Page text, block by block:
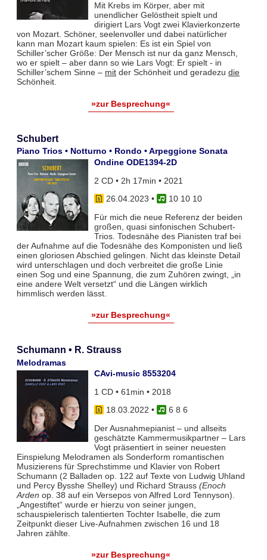
Mit Krebs im Körper, aber mit
unendlicher Gelöstheit spielt und
dirigiert Lars Vogt zwei Klavierkonzerte
von Mozart. Schöner, seelenvoller und dabei natürlicher
kann man Mozart kaum spielen: Es ist ein Spiel von
Schiller’scher Größe: Der Mensch ist nur da ganz Mensch,
wo er spielt – aber dann so wie Lars Vogt: Er spielt - in
Schiller’schem Sinne – mitder Schönheit und geradezu die
Schönheit.
»zur Besprechung«
Schubert
Piano Trios • Notturno • Rondo • Arpeggione Sonata
Ondine ODE1394-2D
2 CD • 2h 17min • 2021
26.04.2023 •
10 10 10
Für mich die neue Referenz der beiden
großen, quasi sinfonischen Schubert-
Trios. Todesnähe des Pianisten traf bei
der Aufnahme auf die Todesnähe des Komponisten und ließ
einen gloriosen Abschied gelingen. Nicht das kleinste Detail
wird unterschlagen und doch verbreitet die große Linie
einen Sog und eine Spannung, die zum Zuhören zwingt, „in
eine andere Welt versetzt“ und die Längen wirklich
himmlisch werden lässt.
»zur Besprechung«
Schumann • R. Strauss
Melodramas
CAvi-music 8553204
1 CD • 61min • 2018
18.03.2022 •
6 8 6
Der Ausnahmepianist – und allseits
geschätzte Kammermusikpartner – Lars
Vogt präsentiert in seiner neuesten
Einspielung Melodramen als Sonderform romantischen
Musizierens für Sprechstimme und Klavier von Robert
Schumann (2 Balladen op. 122 auf Texte von Ludwig Uhland
und Percy Bysshe Shelley) und Richard Strauss (Enoch
Arden op. 38 auf ein Versepos von Alfred Lord Tennyson).
„Angestiftet“ wurde er hierzu von seiner jungen,
schauspielerisch talentierten Tochter Isabelle, die zum
Zeitpunkt dieser Live-Aufnahmen zwischen 16 und 18
Jahren zählte.
»zur Besprechung«